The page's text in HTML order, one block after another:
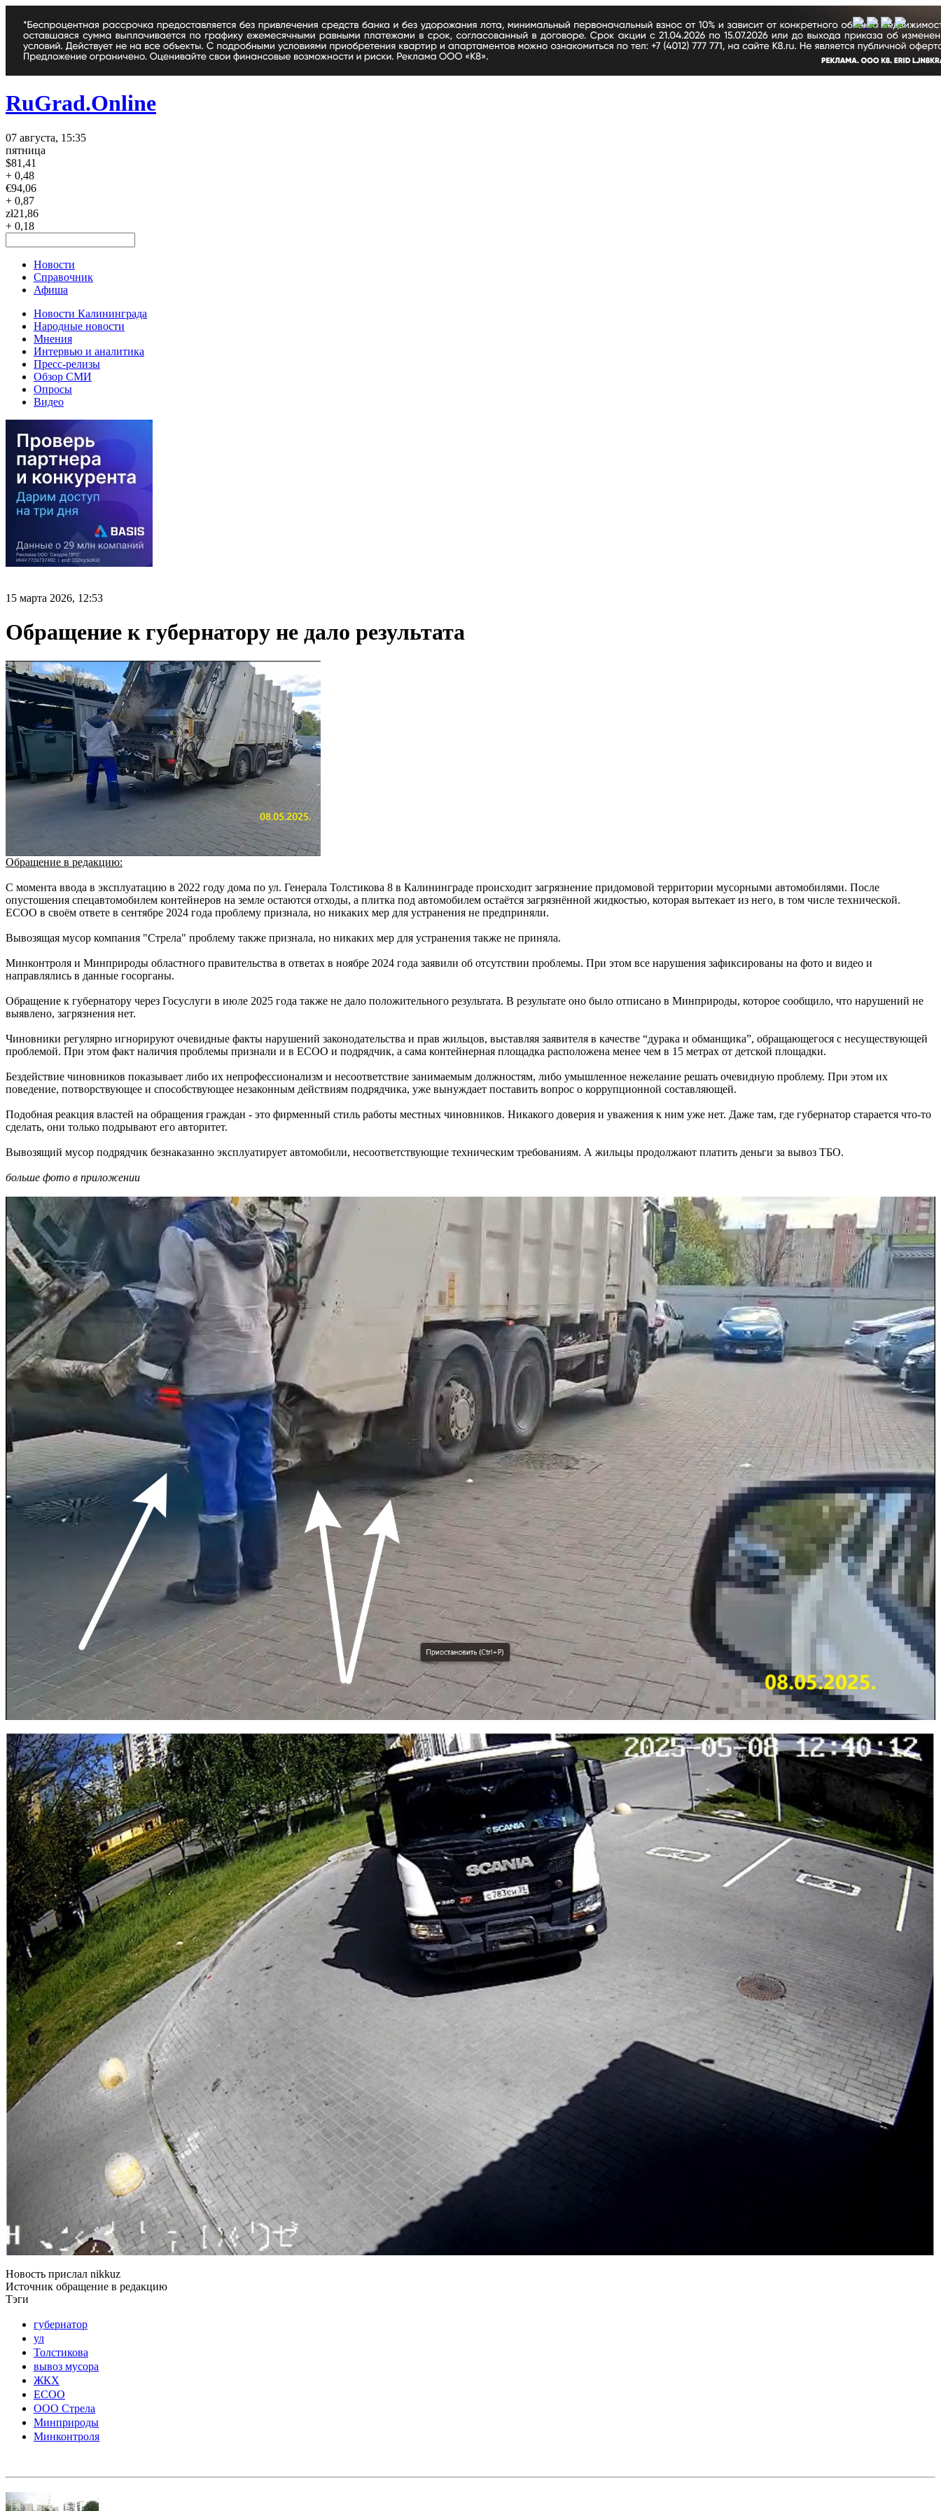
RuGrad.Online
07 августа, 15:35
пятница
$81,41
+ 0,48
€94,06
+ 0,87
zł21,86
+ 0,18
Новости
Справочник
Афиша
Новости Калининграда
Народные новости
Мнения
Интервью и аналитика
Пресс-релизы
Обзор СМИ
Опросы
Видео
15 марта 2026, 12:53
Обращение к губернатору не дало результата
Обращение в редакцию:
С момента ввода в эксплуатацию в 2022 году дома по ул. Генерала Толстикова 8 в Калининграде происходит загрязнение придомовой территории мусорными автомобилями. После
опустошения спецавтомобилем контейнеров на земле остаются отходы, а плитка под автомобилем остаётся загрязнённой жидкостью, которая вытекает из него, в том числе технической.
ЕСОО в своём ответе в сентябре 2024 года проблему признала, но никаких мер для устранения не предприняли.
Вывозящая мусор компания "Стрела" проблему также признала, но никаких мер для устранения также не приняла.
Минконтроля и Минприроды областного правительства в ответах в ноябре 2024 года заявили об отсутствии проблемы. При этом все нарушения зафиксированы на фото и видео и
направлялись в данные госорганы.
Обращение к губернатору через Госуслуги в июле 2025 года также не дало положительного результата. В результате оно было отписано в Минприроды, которое сообщило, что нарушений не
выявлено, загрязнения нет.
Чиновники регулярно игнорируют очевидные факты нарушений законодательства и прав жильцов, выставляя заявителя в качестве “дурака и обманщика”, обращающегося с несуществующей
проблемой. При этом факт наличия проблемы признали и в ЕСОО и подрядчик, а сама контейнерная площадка расположена менее чем в 15 метрах от детской площадки.
Бездействие чиновников показывает либо их непрофессионализм и несоответствие занимаемым должностям, либо умышленное нежелание решать очевидную проблему. При этом их
поведение, потворствующее и способствующее незаконным действиям подрядчика, уже вынуждает поставить вопрос о коррупционной составляющей.
Подобная реакция властей на обращения граждан - это фирменный стиль работы местных чиновников. Никакого доверия и уважения к ним уже нет. Даже там, где губернатор старается что-то
сделать, они только подрывают его авторитет.
Вывозящий мусор подрядчик безнаказанно эксплуатирует автомобили, несоответствующие техническим требованиям. А жильцы продолжают платить деньги за вывоз ТБО.
больше фото в приложении
Новость прислал nikkuz
Источник обращение в редакцию
Тэги
губернатор
ул
Толстикова
вывоз мусора
ЖКХ
ЕСОО
ООО Стрела
Минприроды
Минконтроля